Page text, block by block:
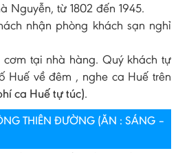
Nguyễn, từ 1802 đến 1945.
nhận phòng khách sạn nghỉ
tại nhà hàng. Quý khách tự
Huế về đêm , nghe ca Huế trên
ca Huế tự túc).
THIÊN ĐƯỜNG (ĂN : SÁNG –